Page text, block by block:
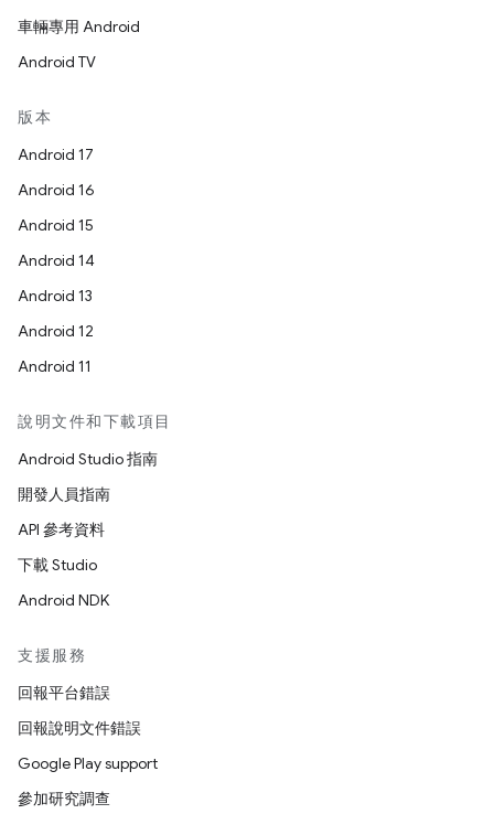
車輛專用 Android
Android TV
版本
Android 17
Android 16
Android 15
Android 14
Android 13
Android 12
Android 11
說明文件和下載項目
Android Studio 指南
開發人員指南
API 參考資料
下載 Studio
Android NDK
支援服務
回報平台錯誤
回報說明文件錯誤
Google Play support
參加研究調查